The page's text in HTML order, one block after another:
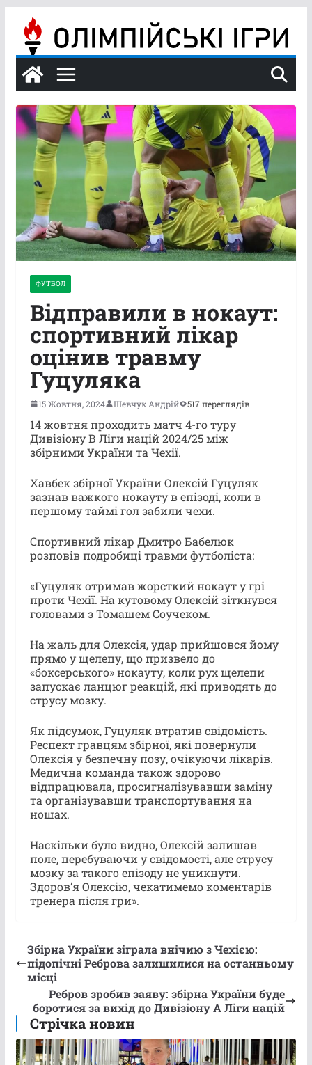
вмісту
ФУТБОЛ
Відправили в нокаут:
cпортивний лікар
оцінив травму
Гуцуляка
15 Жовтня, 2024 Шевчук Андрій 517 переглядів
14 жовтня проходить матч 4-го туру
Дивізіону В Ліги націй 2024/25 між
збірними України та Чехії.
Хавбек збірної України Олексій Гуцуляк
зазнав важкого нокауту в епізоді, коли в
першому таймі гол забили чехи.
Спортивний лікар Дмитро Бабелюк
розповів подробиці травми футболіста:
«Гуцуляк отримав жорсткий нокаут у грі
проти Чехії. На кутовому Олексій зіткнувся
головами з Томашем Соучеком.
На жаль для Олексія, удар прийшовся йому
прямо у щелепу, що призвело до
«боксерського» нокауту, коли рух щелепи
запускає ланцюг реакцій, які приводять до
струсу мозку.
Як підсумок, Гуцуляк втратив свідомість.
Респект гравцям збірної, які повернули
Олексія у безпечну позу, очікуючи лікарів.
Медична команда також здорово
відпрацювала, просигналізувавши заміну
та організувавши транспортування на
ношах.
Наскільки було видно, Олексій залишав
поле, перебуваючи у свідомості, але струсу
мозку за такого епізоду не уникнути.
Здоров’я Олексію, чекатимемо коментарів
тренера після гри».
Збірна України зіграла внічию з Чехією:
підопічні Реброва залишилися на останньому
місці
Ребров зробив заяву: збірна України буде
боротися за вихід до Дивізіону A Ліги націй
Стрічка новин